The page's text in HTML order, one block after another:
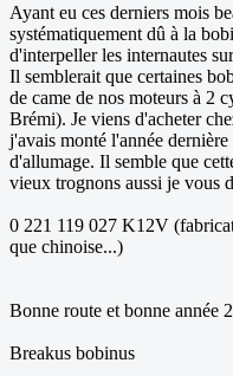
Ayant eu ces derniers mois
systématiquement dû à la
d'interpeller les internautes
Il semblerait que certaines
de came de nos moteurs à 2
Brémi). Je viens d'acheter
j'avais monté l'année
d'allumage. Il semble que
vieux trognons aussi je vous
0 221 119 027 K12V
que chinoise...)
Bonne route et bonne année
Breakus bobinus